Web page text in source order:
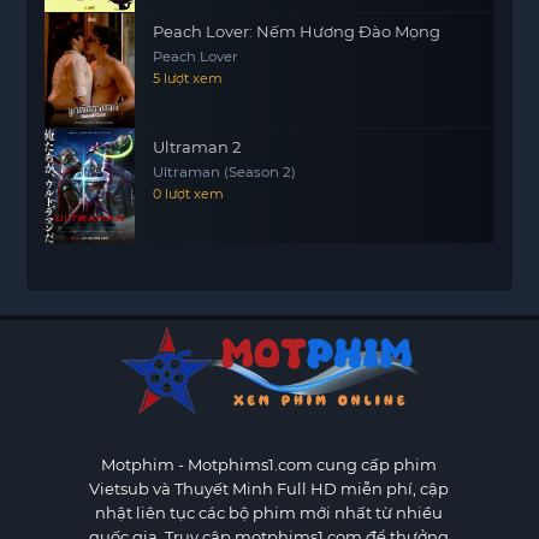
Peach Lover: Nếm Hương Đào Mọng
Peach Lover
5 lượt xem
Ultraman 2
Ultraman (Season 2)
0 lượt xem
Motphim - Motphims1.com cung cấp phim
Vietsub và Thuyết Minh Full HD miễn phí, cập
nhật liên tục các bộ phim mới nhất từ nhiều